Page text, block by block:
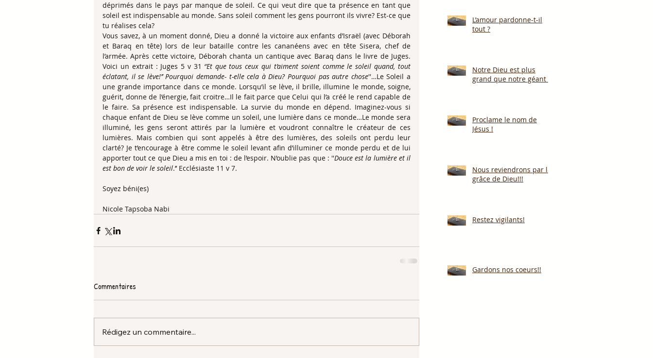
déprimés dans le pays par manque de soleil. Ce qui veut dire que ta présence en tant que
soleil est indispensable au monde. Sans soleil comment les gens pourront ils vivre? Est-ce que
tu réalises cela?
Vous savez, à un moment donné, Dieu a donné la victoire aux enfants d’Israël (avec Déborah
et Baraq en tête) lors de leur bataille contre les cananéens avec en tête Sisera, chef de
l’armée. Après cette victoire, Déborah chanta un cantique avec Baraq dans le livre de Juges.
Voici un extrait : Juges 5 v 31 ‘’Et que tous ceux qui t’aiment soient comme le soleil quand, tout
éclatant, il se lève!’’ Pourquoi demande- t-elle cela à Dieu? Pourquoi pas autre chose''…Le Soleil a
une grande importance dans ce monde. Lorsqu’il se lève, il brille, illumine le monde, soigne,
guérit, donne de l’énergie, fait croitre…Il le fait parce que Celui qui l’a créé le rend capable de
le faire. Sa présence est indispensable. La survie du monde en dépend. Imaginez-vous si
chaque enfant de Dieu se lève comme un soleil, une lumière dans ce monde…Le monde sera
illuminé, les gens seront attirés par la lumière et voudront connaître le créateur de ces
lumières. Mais combien qui sont appelés à être des lumières, des soleils ont perdu leur
clarté? Je t’encourage à être comme le soleil levant afin d’illuminer ce monde perdu et de lui
apporter tout ce que Dieu a mis en toi : de l’espoir. N’oublie pas que : ''Douce est la lumière et il
est bon de voir le soleil.’’ Ecclésiaste 11 v 7.
Soyez béni(es)
Nicole Tapsoba Nabi
Commentaires
Rédigez un commentaire...
L’amour pardonne-t-il
tout ?
Notre Dieu est plus
grand que notre géant !
Proclame le nom de
Jésus !
Nous reviendrons par la
grâce de Dieu!!!
Restez vigilants!
Gardons nos coeurs!!